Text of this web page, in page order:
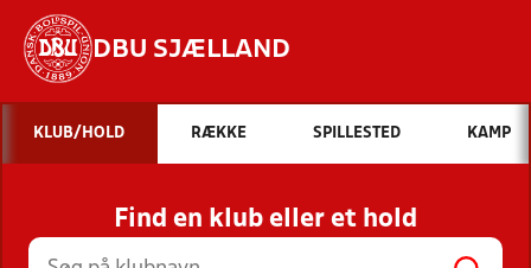
DBU SJÆLLAND
Hvad vil du søge efter?
INDHOLD OG NYHEDER
STILLINGER, RESULTATER, KLUBBER OG
HOLD
KLUB/HOLD RÆKKE SPILLESTED KAMP
Find en klub eller et hold